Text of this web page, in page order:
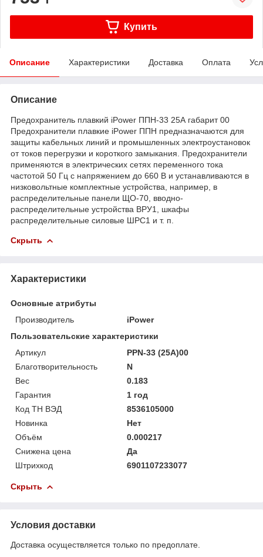
Купить
Описание Характеристики Доставка Оплата
Описание
Предохранитель плавкий iPower ППН-33 25А габарит 00
Предохранители плавкие iPower ППН предназначаются для
защиты кабельных линий и промышленных электроустановок
от токов перегрузки и короткого замыкания. Предохранители
применяются в электрических сетях переменного тока
частотой 50 Гц с напряжением до 660 В и устанавливаются в
низковольтные комплектные устройства, например, в
распределительные панели ЩО-70, вводно-
распределительные устройства ВРУ1, шкафы
распределительные силовые ШРС1 и т. п.
Скрыть
Характеристики
Основные атрибуты
Производитель
iPower
Пользовательские характеристики
Артикул
PPN-33 (25A)00
Благотворительность
N
Вес
0.183
Гарантия
1 год
Код ТН ВЭД
8536105000
Новинка
Нет
Объём
0.000217
Снижена цена
Да
Штрихкод
6901107233077
Скрыть
Условия доставки
Доставка осуществляется только по предоплате.